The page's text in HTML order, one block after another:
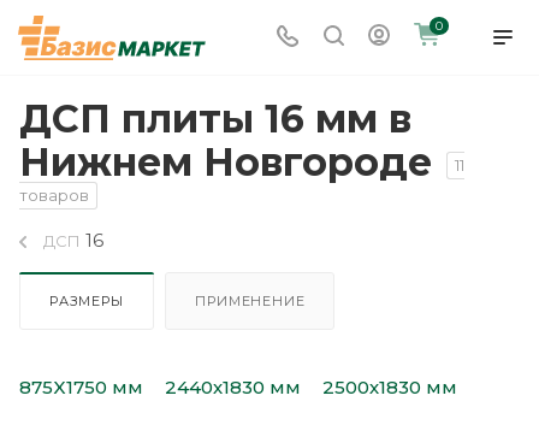
0
ДСП плиты 16 мм в
Нижнем Новгороде
11
товаров
ДСП 16
РАЗМЕРЫ ПРИМЕНЕНИЕ
875X1750 мм 2440х1830 мм 2500х1830 мм